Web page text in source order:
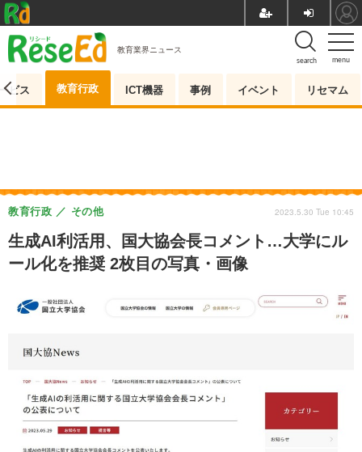
menu
search
教育業界ニュース
ビス 教育行政 ICT機器 事例 イベント リセマム
生成AI利活用、国大協会長コメント…大学にル
ール化を推奨 2枚目の写真・画像
教育行政 その他 2023.5.30 Tue 10:45